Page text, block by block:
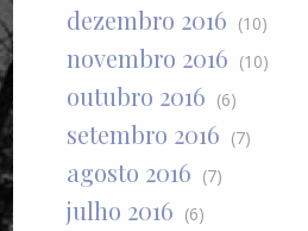
dezembro 2016 (10)
novembro 2016 (10)
outubro 2016 (6)
setembro 2016 (7)
agosto 2016 (7)
julho 2016 (6)